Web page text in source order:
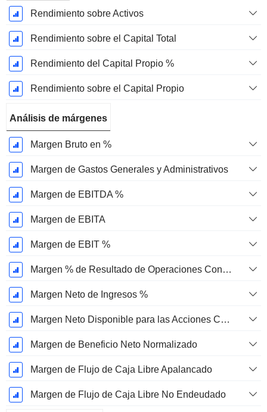
Marzo
Rendimiento sobre Activos
Rendimiento sobre el Capital Total
Rendimiento del Capital Propio %
Rendimiento sobre el Capital Propio
Análisis de márgenes
Margen Bruto en %
Margen de Gastos Generales y Administrativos
Margen de EBITDA %
Margen de EBITA
Margen de EBIT %
Margen % de Resultado de Operaciones Continuas
Margen Neto de Ingresos %
Margen Neto Disponible para las Acciones Comunes %
Margen de Beneficio Neto Normalizado
Margen de Flujo de Caja Libre Apalancado
Margen de Flujo de Caja Libre No Endeudado